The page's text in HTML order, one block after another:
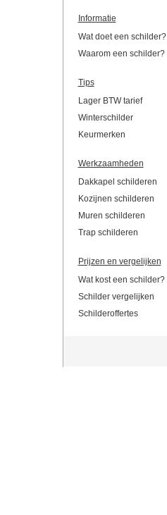
Informatie
Wat doet een schilder?
Waarom een schilder?
Tips
Lager BTW tarief
Winterschilder
Keurmerken
Werkzaamheden
Dakkapel schilderen
Kozijnen schilderen
Muren schilderen
Trap schilderen
Prijzen en vergelijken
Wat kost een schilder?
Schilder vergelijken
Schilderoffertes